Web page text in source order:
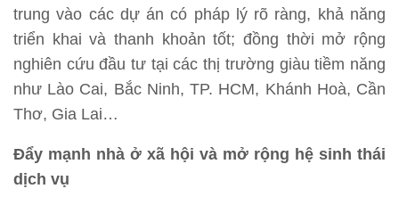
trung vào các dự án có pháp lý rõ ràng, khả năng
triển khai và thanh khoản tốt; đồng thời mở rộng
nghiên cứu đầu tư tại các thị trường giàu tiềm năng
như Lào Cai, Bắc Ninh, TP. HCM, Khánh Hoà, Cần
Thơ, Gia Lai…
Đẩy mạnh nhà ở xã hội và mở rộng hệ sinh thái
dịch vụ